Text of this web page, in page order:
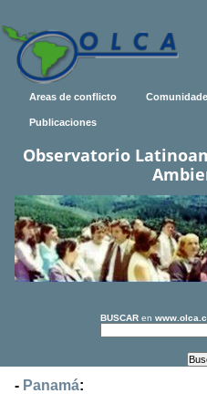
Areas de conflicto
Publicaciones
Observatorio
BUSCAR en
- Panamá: